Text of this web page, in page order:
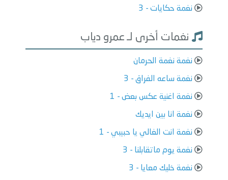
نغمة حكايات - 3
نغمات أخرى لـ عمرو دياب
نغمة نغمة الحرمان
نغمة ساعه الفراق - 3
نغمة اغنية عكس بعض - 1
نغمة انا بين ايديك
نغمة انت الغالي يا حبيبي - 1
نغمة يوم ماتقابلنا - 3
نغمة خليك معايا - 3